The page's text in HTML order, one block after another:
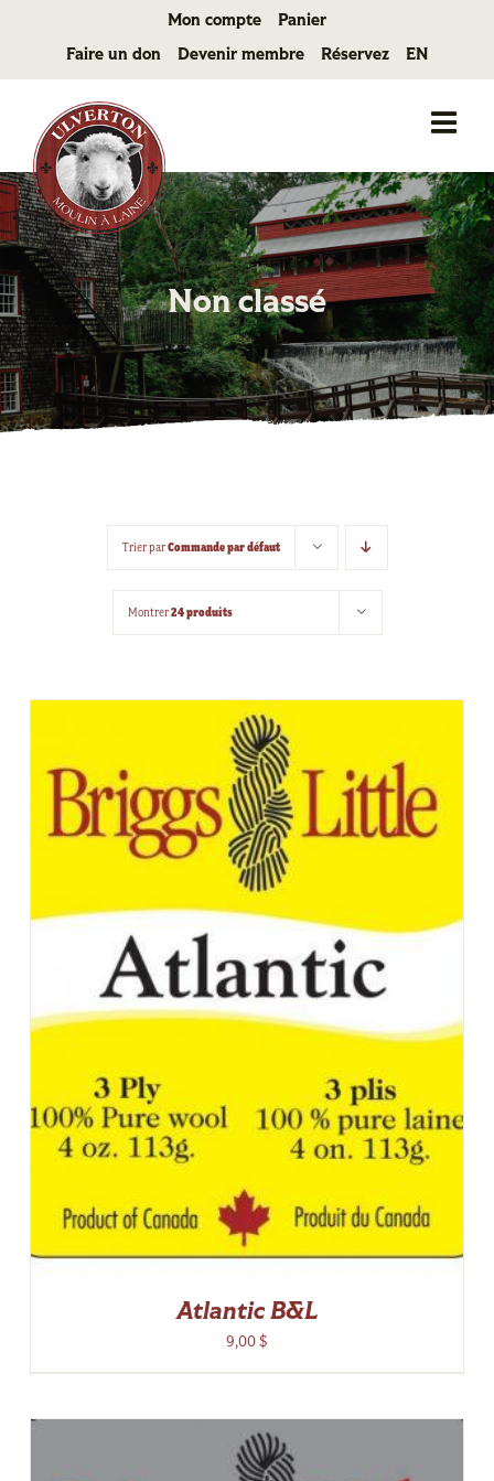
Mon compte Panier
Faire un don Devenir membre Réservez EN
Non classé
Trier parCommande par défaut
Montrer24 produits
Atlantic B&L
9,00$